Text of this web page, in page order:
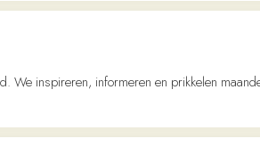
en recensies van kunst &amp; cultuur door Trouw.
niets van je favoriete RTL-programma’s.